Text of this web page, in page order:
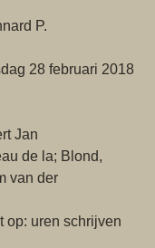
P.
28 februari 2018
Jan
de la; Blond,
van der
op: uren schrijven